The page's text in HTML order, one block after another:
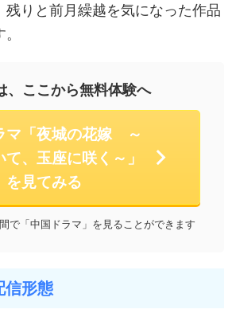
残りと前月繰越を気になった作品
、ここから無料体験へ
マ「夜城の花嫁 ～
、玉座に咲く～」
を見てみる
で「中国ドラマ」を見ることができます
信形態